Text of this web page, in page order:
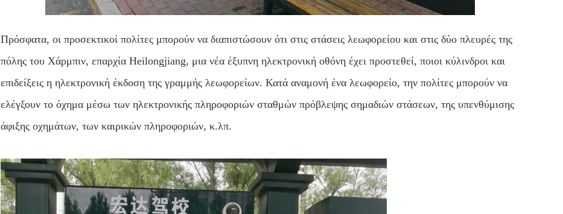
Πρόσφατα, οι προσεκτικοί πολίτες μπορούν να διαπιστώσουν ότι στις στάσεις λεωφορείου και στις δύο πλευρές της
πόλης του Χάρμπιν, επαρχία Heilongjiang, μια νέα έξυπνη ηλεκτρονική οθόνη έχει προστεθεί, ποιοι κύλινδροι και
επιδείξεις η ηλεκτρονική έκδοση της γραμμής λεωφορείων. Κατά αναμονή ένα λεωφορείο, την πολίτες μπορούν να
ελέγξουν το όχημα μέσω των ηλεκτρονικής πληροφοριών σταθμών πρόβλεψης σημαδιών στάσεων, της υπενθύμισης
άφιξης οχημάτων, των καιρικών πληροφοριών, κ.λπ.